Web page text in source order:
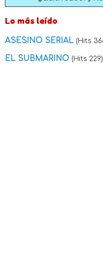
Lo más leído
ASESINO SERIAL (Hits
EL SUBMARINO (Hits 229)